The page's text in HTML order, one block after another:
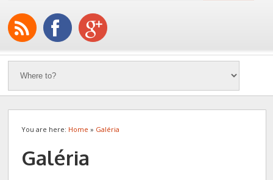
You are here: Home » Galéria
Galéria